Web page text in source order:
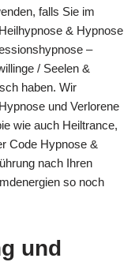
falls Sie im
& Hypnose
–
/ Seelen &
haben. Wir
und Verlorene
wie auch Heiltrance,
Code Hypnose &
nach Ihren
so noch
und